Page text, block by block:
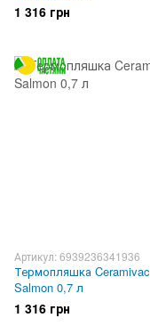
1 316 грн
Артикул: 6939236341936
Термопляшка Ceramivac
Salmon 0,7 л
1 316 грн